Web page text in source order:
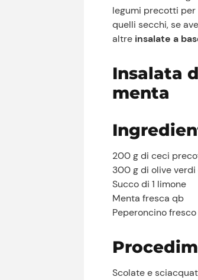
legumi precotti per
quelli secchi, se
altre insalate a
Insalata
menta
200 g di ceci
300 g di olive verdi
Succo di 1 limone
Menta fresca qb
Peperoncino
Scolate e